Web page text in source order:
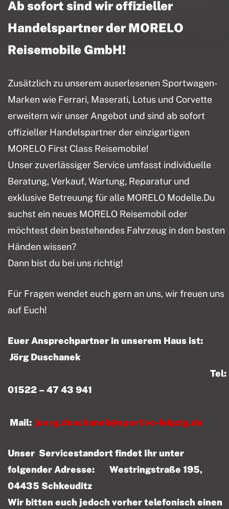
Ab sofort sind wir offizieller
Handelspartner der MORELO
Reisemobile GmbH!
Zusätzlich zu unserem auserlesenen Sportwagen-
Marken wie Ferrari, Maserati, Lotus und Corvette
erweitern wir unser Angebot und sind ab sofort
offizieller Handelspartner der einzigartigen
MORELO First Class Reisemobile!
Unser zuverlässiger Service umfasst individuelle
Beratung, Verkauf, Wartung, Reparatur und
exklusive Betreuung für alle MORELO Modelle.Du
suchst ein neues MORELO Reisemobil oder
möchtest dein bestehendes Fahrzeug in den besten
Händen wissen?
Dann bist du bei uns richtig!
Für Fragen wendet euch gern an uns, wir freuen uns
auf Euch!
Euer Ansprechpartner in unserem Haus ist:
Jörg Duschanek
Tel:
01522 – 47 43 941
Mail: joerg.duschanek@sportivo-leipzig.de
Unser Servicestandort findet Ihr unter
folgender Adresse: Westringstraße 195,
04435 Schkeuditz
Wir bitten euch jedoch vorher telefonisch einen